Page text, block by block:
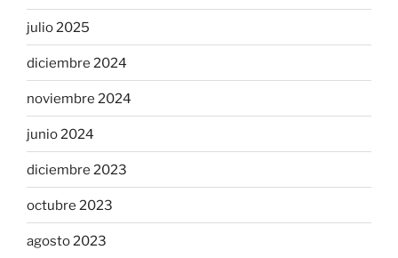
julio 2025
diciembre 2024
noviembre 2024
junio 2024
diciembre 2023
octubre 2023
agosto 2023